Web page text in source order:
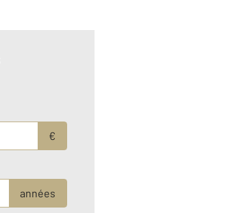
€
années